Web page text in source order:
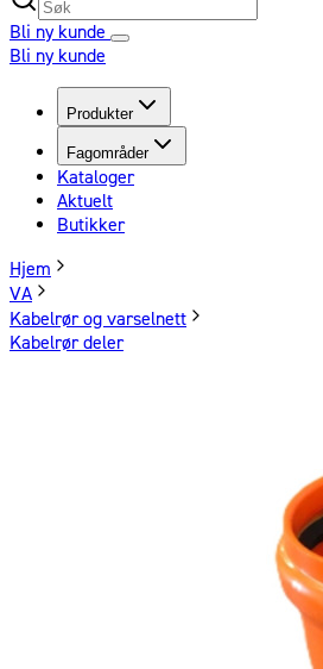
Bli ny kunde
Bli ny kunde
Produkter
Fagområder
Kataloger
Aktuelt
Butikker
Hjem
VA
Kabelrør og varselnett
Kabelrør deler